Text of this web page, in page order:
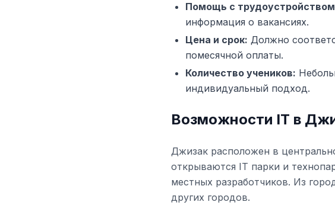
Помощь с
информация о вакансиях.
Цена и срок: Должно
помесячной оплаты.
Количество учеников:
индивидуальный подход.
Возможности IT в
Джизак расположен в
открываются IT парки и
местных разработчиков. Из
других городов.